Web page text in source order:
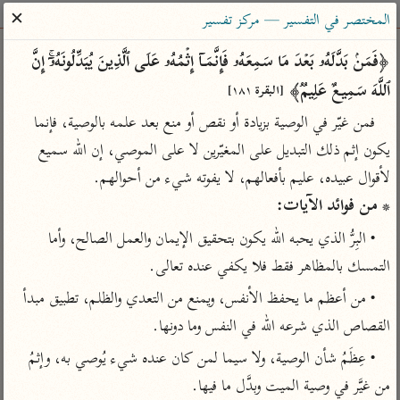
ساهم معنا في نشر القرآن والعلم الشرعي
الباحث القرآني
تفسير
Type 2 or more characters for results.
Type 1 or more
characters for results.
أمّهات
تفسير الطبري
تفسير ابن كثير
تفسير القرطبي
تفسير البغوي
عامّة
فتح البيان للقنوجي
فتح القدير للشوكاني
تفسير ابن جزي
موسوعات
معاصرة
الميسر
المختصر في
التفسير
أيسر التفاسير
المختصر في التفسير — مركز تفسير
✕
ٱللَّهَ سَمِیعٌ عَلِیمࣱ﴾ [البقرة ١٨١]
لأقوال عبيده، عليم بأفعالهم، لا يفوته شيء من أحوالهم.
* من فوائد الآيات:
التمسك بالمظاهر فقط فلا يكفي عنده تعالى.
القصاص الذي شرعه الله في النفس وما دونها.
من غيَّر في وصية الميت وبدَّل ما فيها.